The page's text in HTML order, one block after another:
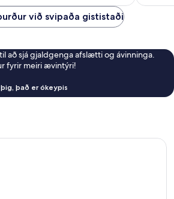
við svipaða gististaði
að sjá gjaldgenga afslætti og ávinninga.
fyrir meiri ævintýri!
þig, það er ókeypis